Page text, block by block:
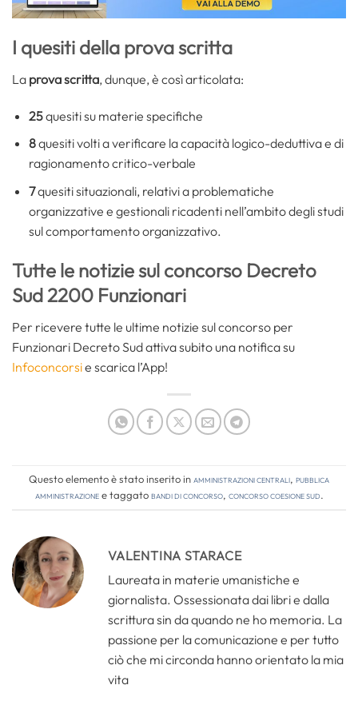
I quesiti della prova scritta
La prova scritta, dunque, è così articolata:
25quesiti su materie specifiche
8quesiti volti a verificare la capacità logico-deduttiva e di
ragionamento critico-verbale
7quesiti situazionali, relativi a problematiche
organizzative e gestionali ricadenti nell’ambito degli studi
sul comportamento organizzativo.
Tutte le notizie sul concorso Decreto
Sud 2200 Funzionari
Per ricevere tutte le ultime notizie sul concorso per
Funzionari Decreto Sud attiva subito una notifica su
Infoconcorsie scarica l’App!
Questo elemento è stato inserito in Amministrazioni Centrali, Pubblica
amministrazionee taggatobandi di concorso, concorso coesione sud.
VALENTINA STARACE
Laureata in materie umanistiche e
giornalista. Ossessionata dai libri e dalla
scrittura sin da quando ne ho memoria. La
passione per la comunicazione e per tutto
ciò che mi circonda hanno orientato la mia
vita